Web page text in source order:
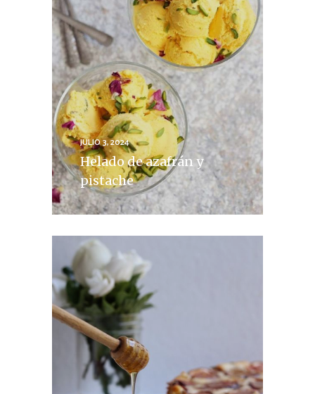
JULIO 3, 2024
Helado de azafrán y
pistache